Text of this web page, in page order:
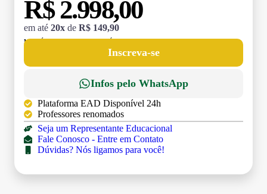
R$ 2.998,00
em até 20x de R$ 149,90
MATRÍCULA:
Inscreva-se
Infos pelo WhatsApp
Plataforma EAD Disponível 24h
Professores renomados
Seja um Representante Educacional
Fale Conosco - Entre em Contato
Dúvidas? Nós ligamos para você!